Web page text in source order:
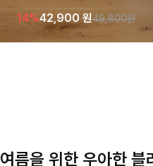
라우스 🤍 여유로운 7부 소매로 편안하게
기 좋은 아이템이에요
14%42,900 원49,800원
여름을 위한 우아한 블